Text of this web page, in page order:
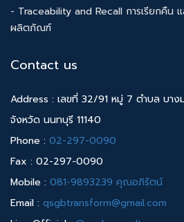
- Traceability and Recall การเรียกคืน
ผลิตภัณฑ์
Contact us
Address : เลขที่ 32/91 หมู่ 7 ตำบล บาง
จังหวัด นนทบุรี 11140
Phone : 02-297-0090
Fax : 02-297-0090
Mobile : 081-9893239 คุณอภิรัตน์
Email : qsgbtransform@gmail.com